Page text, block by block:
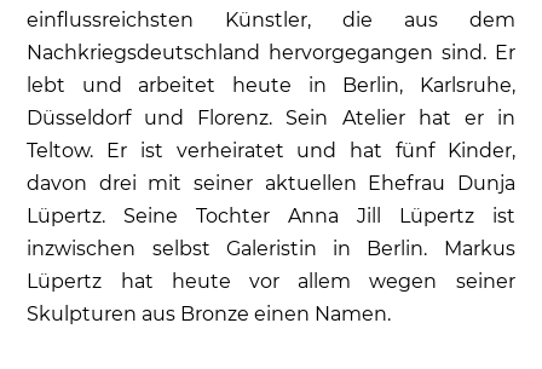
einflussreichsten Künstler, die aus dem
Nachkriegsdeutschland hervorgegangen sind. Er
lebt und arbeitet heute in Berlin, Karlsruhe,
Düsseldorf und Florenz. Sein Atelier hat er in
Teltow. Er ist verheiratet und hat fünf Kinder,
davon drei mit seiner aktuellen Ehefrau Dunja
Lüpertz. Seine Tochter Anna Jill Lüpertz ist
inzwischen selbst Galeristin in Berlin. Markus
Lüpertz hat heute vor allem wegen seiner
Skulpturen aus Bronze einen Namen.